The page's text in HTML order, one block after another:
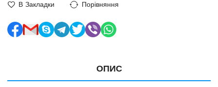
В Закладки Порівняння
ОПИС